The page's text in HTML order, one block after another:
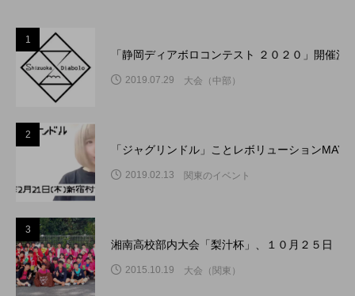
1
「静岡ディアボロコンテスト ２０２０」開催
2019.07.29 大会（中部）
2
「ジャグリンドル」ことレボリューション
2019.02.13 関東のイベント
3
湘南高校部内大会「梨汁杯」、１０月２５日（
2015.10.19 大会（関東）